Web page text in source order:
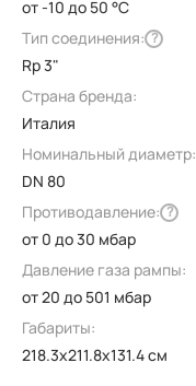
от -10 до 50 °C
Тип соединения: ?
Rp 3"
Страна бренда:
Италия
Номинальный диаметр:
DN 80
Противодавление: ?
от 0 до 30 мбар
Давление газа рампы:
от 20 до 501 мбар
Габариты:
218.3x211.8x131.4 см